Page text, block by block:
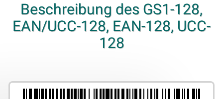
Beschreibung des GS1-128,
EAN/UCC-128, EAN-128, UCC-
128